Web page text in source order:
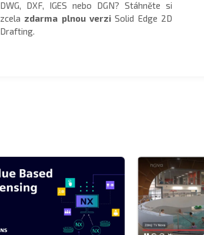
DWG, DXF, IGES nebo DGN? Stáhněte si
zcela zdarma plnou verzi Solid Edge 2D
Drafting.